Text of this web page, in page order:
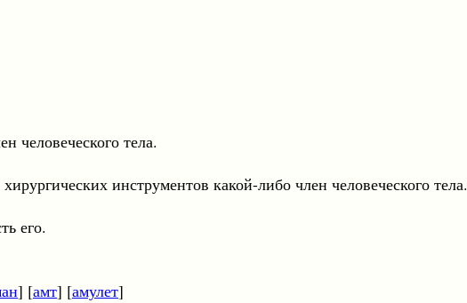
человеческого тела.
инструментов какой-либо член человеческого тела.
его.
] [амт] [амулет]